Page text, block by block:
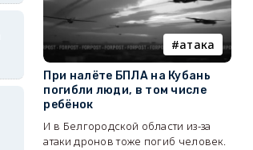
атака
При налёте БПЛА на Кубань
погибли люди, в том числе
ребёнок
И в Белгородской области из-за
атаки дронов тоже погиб человек.